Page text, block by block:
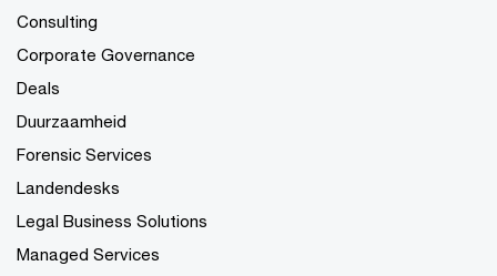
Consulting
Corporate Governance
Deals
Duurzaamheid
Forensic Services
Landendesks
Legal Business Solutions
Managed Services